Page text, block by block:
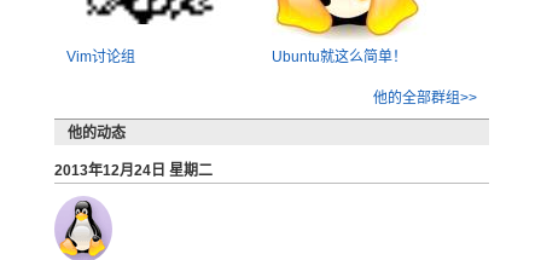
Vim讨论组 Ubuntu就这么简单！
他的全部群组>>
他的动态
2013年12月24日 星期二